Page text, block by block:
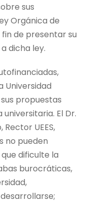
sus
Orgánica de
fin de presentar su
dicha ley.
Universidad
propuestas
El Dr.
UEES,
no pueden
dificulte la
burocráticas,